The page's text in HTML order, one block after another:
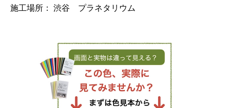
施工場所： 渋谷 プラネタリウム